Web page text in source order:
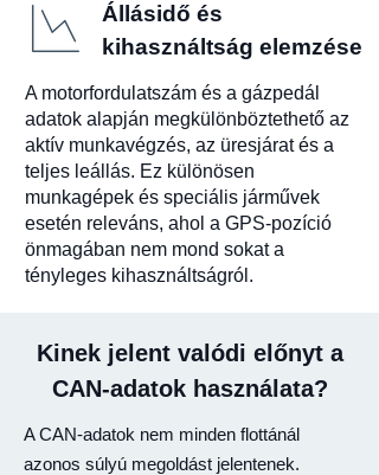
Állásidő és
kihasználtság elemzése
A motorfordulatszám és a gázpedál
adatok alapján megkülönböztethető az
aktív munkavégzés, az üresjárat és a
teljes leállás. Ez különösen
munkagépek és speciális járművek
esetén releváns, ahol a GPS-pozíció
önmagában nem mond sokat a
tényleges kihasználtságról.
Kinek jelent valódi előnyt a
CAN-adatok használata?
A CAN-adatok nem minden flottánál
azonos súlyú megoldást jelentenek.